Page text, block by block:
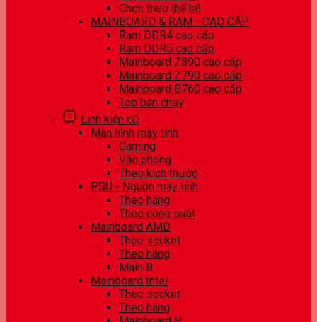
Chọn theo thế hệ
MAINBOARD & RAM - CAO CẤP
Ram DDR4 cao cấp
Ram DDR5 cao cấp
Mainboard Z890 cao cấp
Mainboard Z790 cao cấp
Mainboard B760 cao cấp
Top bán chạy
Linh kiện cũ
Màn hình máy tính
Gaming
Văn phòng
Theo kích thước
PSU - Nguồn máy tính
Theo hãng
Theo công suất
Mainboard AMD
Theo socket
Theo hãng
Main B
Mainboard Intel
Theo socket
Theo hãng